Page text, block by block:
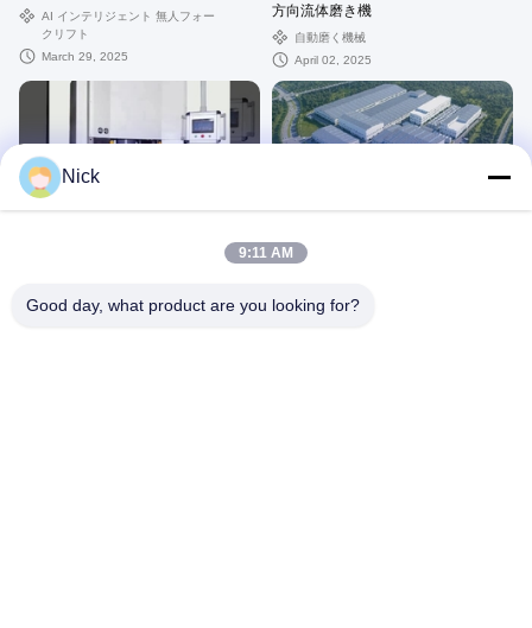
AI インテリジェント 無人フォー
クリフト
March 29, 2025
方向流体磨き機
自動磨く機械
April 02, 2025
March 31, 2025
フト操作
April 02, 2025
Nick
9:11 AM
Good day, what product are you looking for?